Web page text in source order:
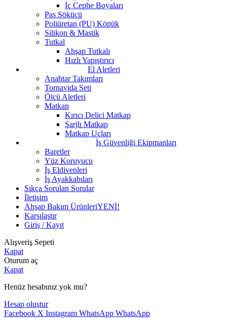
İç Cephe Boyaları
Pas Sökücü
Poliüretan (PU) Köpük
Silikon & Mastik
Tutkal
Ahşap Tutkalı
Hızlı Yapıştırıcı
El Aletleri
Anahtar Takımları
Tornavida Seti
Ölçü Aletleri
Matkap
Kırıcı Delici Matkap
Şarjlı Matkap
Matkap Uçları
İş Güvenliği Ekipmanları
Baretler
Yüz Koruyucu
İş Eldivenleri
İş Ayakkabıları
Sıkça Sorulan Sorular
İletişim
Ahşap Bakım ÜrünleriYENİ!
Karşılaştır
Giriş / Kayıt
Alışveriş Sepeti
Kapat
Oturum aç
Kapat
Henüz hesabınız yok mu?
Hesap oluştur
Facebook X Instagram WhatsApp WhatsApp